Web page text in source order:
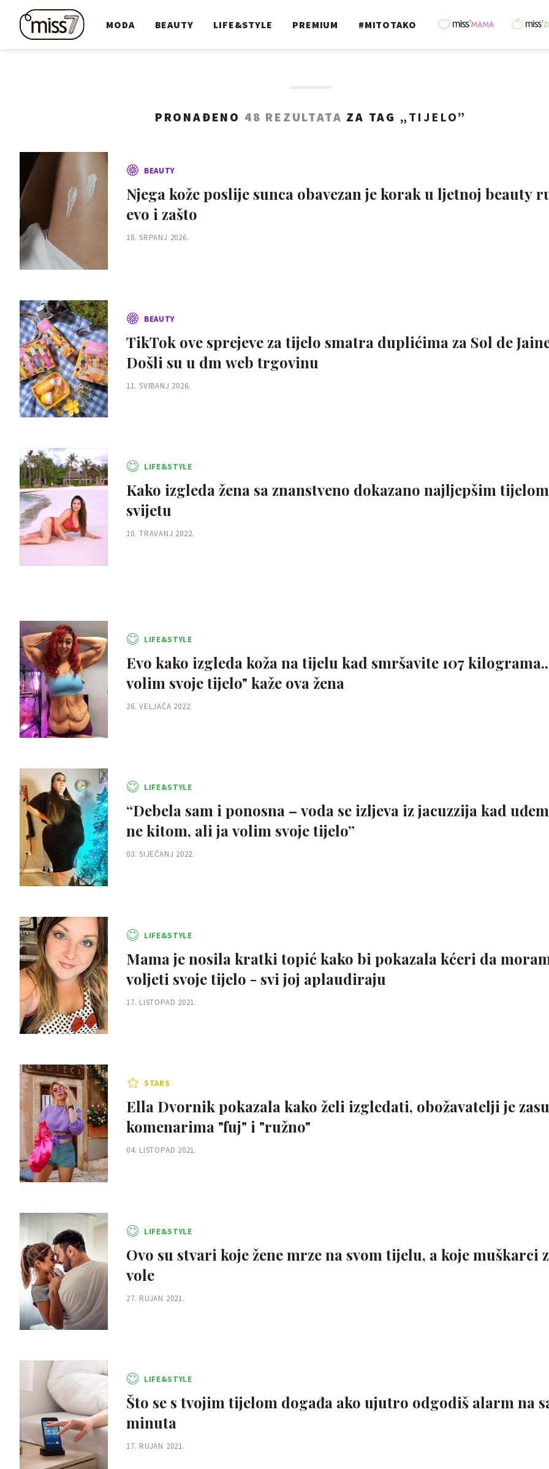
MODA BEAUTY LIFE&STYLE PREMIUM #MITOTAKO
PRONAĐENO 48 REZULTATA ZA TAG „ TIJELO”
BEAUTY
Njega kože poslije sunca obavezan je korak u ljetnoj beauty
evo i zašto
18. SRPANJ 2026.
BEAUTY
TikTok ove sprejeve za tijelo smatra duplićima za Sol de
Došli su u dm web trgovinu
11. SVIBANJ 2026.
LIFE&STYLE
Kako izgleda žena sa znanstveno dokazano najljepšim
svijetu
10. TRAVANJ 2022.
LIFE&STYLE
Evo kako izgleda koža na tijelu kad smršavite 107
volim svoje tijelo" kaže ova žena
26. VELJAČA 2022.
LIFE&STYLE
“Debela sam i ponosna – voda se izljeva iz jacuzzija kad
ne kitom, ali ja volim svoje tijelo”
03. SIJEČANJ 2022.
LIFE&STYLE
Mama je nosila kratki topić kako bi pokazala kćeri da
voljeti svoje tijelo - svi joj aplaudiraju
17. LISTOPAD 2021.
STARS
Ella Dvornik pokazala kako želi izgledati, obožavatelji je
komenarima "fuj" i "ružno"
04. LISTOPAD 2021.
LIFE&STYLE
Ovo su stvari koje žene mrze na svom tijelu, a koje muškarci
vole
27. RUJAN 2021.
LIFE&STYLE
Što se s tvojim tijelom događa ako ujutro odgodiš alarm na
minuta
17. RUJAN 2021.